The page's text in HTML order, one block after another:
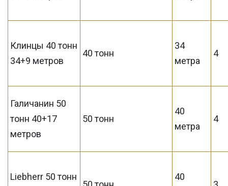
Клинцы 40 тонн
34+9 метров
40 тонн
34
метра
4
Галичанин 50
тонн 40+17
метров
50 тонн
40
метра
4
Liebherr 50 тонн 40